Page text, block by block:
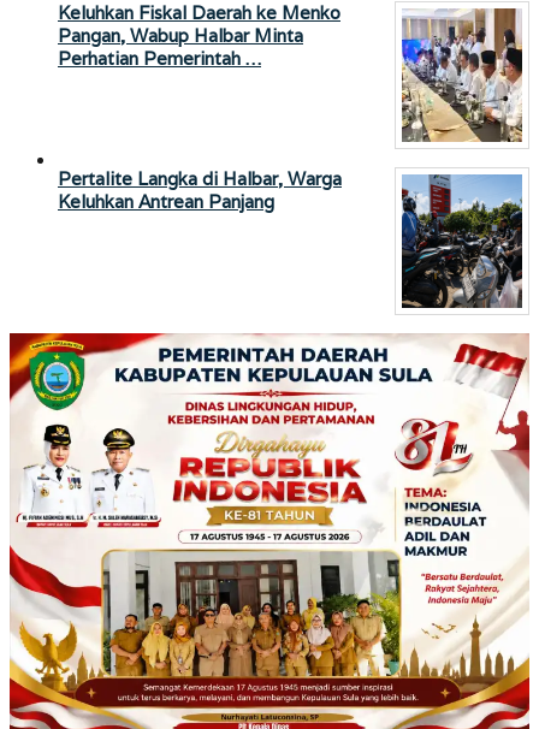
Keluhkan Fiskal Daerah ke Menko
Pangan, Wabup Halbar Minta
Perhatian Pemerintah …
Pertalite Langka di Halbar, Warga
Keluhkan Antrean Panjang